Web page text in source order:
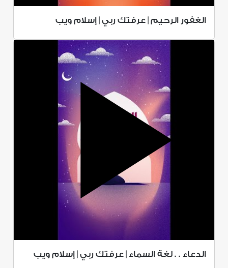
الغفور الرحيم | عرفتك ربي | إسلام ويب
الدعاء . . لغة السماء | عرفتك ربي | إسلام ويب